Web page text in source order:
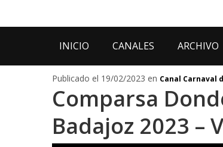
INICIO CANALES ARCHIVO
Publicado el 19/02/2023 en Canal Carnaval
Comparsa
Badajoz 2023 –